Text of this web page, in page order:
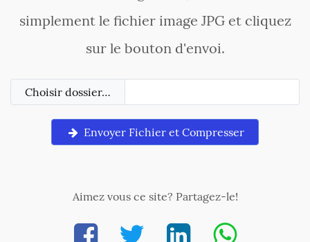
simplement le fichier image JPG et cliquez
sur le bouton d'envoi.
Choisir dossier…
Envoyer Fichier et Compresser
Aimez vous ce site? Partagez-le!